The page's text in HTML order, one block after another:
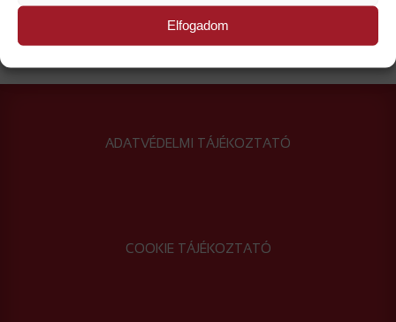
Elfogadom
ADATVÉDELMI TÁJÉKOZTATÓ
COOKIE TÁJÉKOZTATÓ